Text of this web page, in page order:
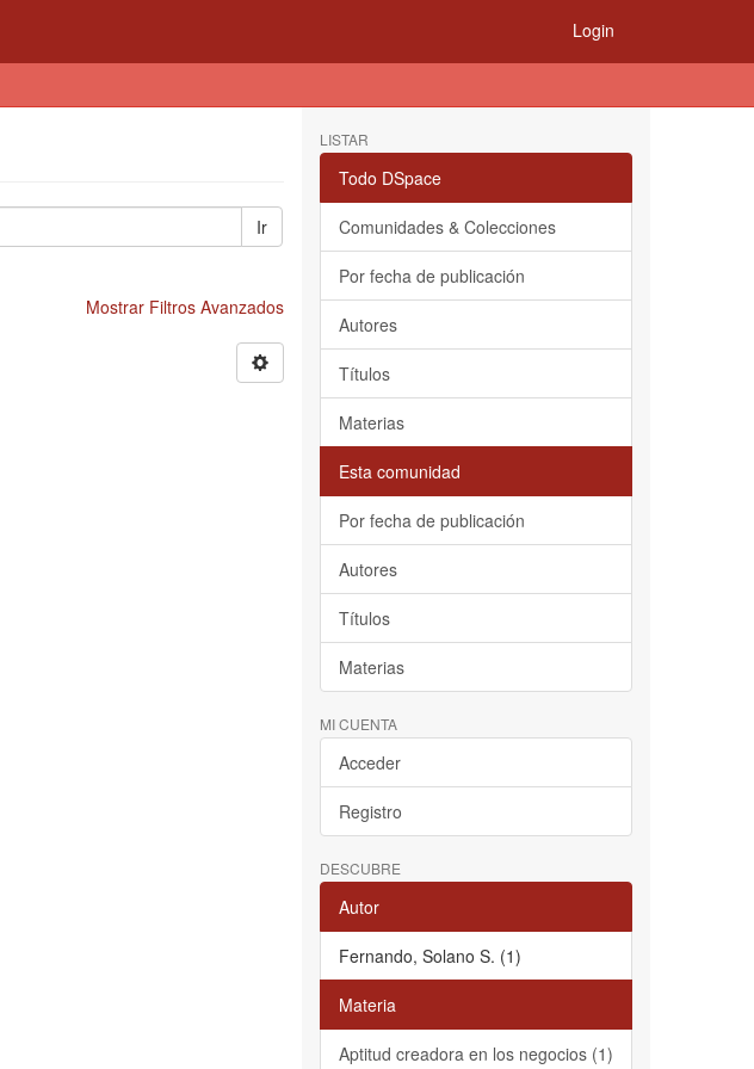
Login
Ir
Mostrar Filtros Avanzados
LISTAR
Todo DSpace
Comunidades & Colecciones
Por fecha de publicación
Autores
Títulos
Materias
Esta comunidad
Por fecha de publicación
Autores
Títulos
Materias
MI CUENTA
Acceder
Registro
DESCUBRE
Autor
Fernando, Solano S. (1)
Materia
Aptitud creadora en los negocios (1)